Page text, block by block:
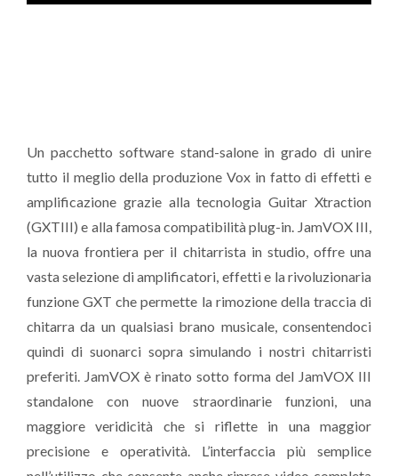
Un pacchetto software stand-salone in grado di unire
tutto il meglio della produzione Vox in fatto di effetti e
amplificazione grazie alla tecnologia Guitar Xtraction
(GXTIII) e alla famosa compatibilità plug-in. JamVOX III,
la nuova frontiera per il chitarrista in studio, offre una
vasta selezione di amplificatori, effetti e la rivoluzionaria
funzione GXT che permette la rimozione della traccia di
chitarra da un qualsiasi brano musicale, consentendoci
quindi di suonarci sopra simulando i nostri chitarristi
preferiti. JamVOX è rinato sotto forma del JamVOX III
standalone con nuove straordinarie funzioni, una
maggiore veridicità che si riflette in una maggior
precisione e operatività. L’interfaccia più semplice